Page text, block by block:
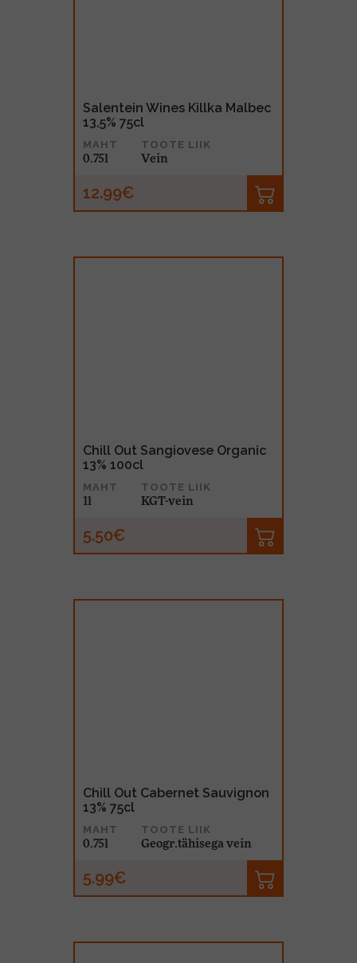
Salentein Wines Killka Malbec
13,5% 75cl
MAHT
0.75l
TOOTE LIIK
Vein
12.99€
Chill Out Sangiovese Organic
13% 100cl
MAHT
1l
TOOTE LIIK
KGT-vein
5.50€
Chill Out Cabernet Sauvignon
13% 75cl
MAHT
0.75l
TOOTE LIIK
Geogr.tähisega vein
5.99€